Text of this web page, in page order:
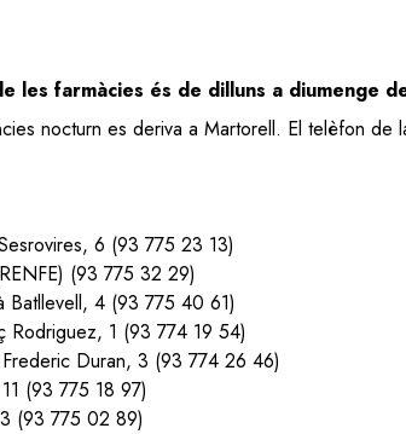
les farmàcies és de dilluns a diumenge
nocturn es deriva a Martorell. El telèfon de
6 (93 775 23 13)
(93 775 32 29)
Batllevell, 4 (93 775 40 61)
Rodriguez, 1 (93 774 19 54)
Duran, 3 (93 774 26 46)
(93 775 18 97)
(93 775 02 89)